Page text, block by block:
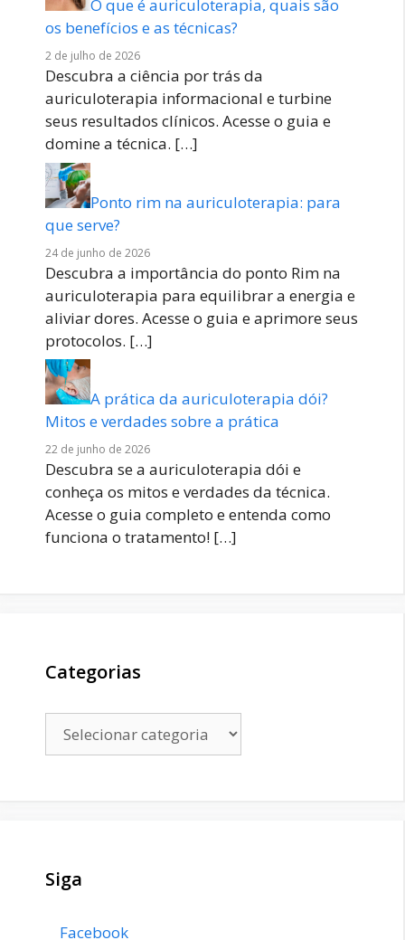
O que é auriculoterapia, quais são
os benefícios e as técnicas?
2 de julho de 2026
Descubra a ciência por trás da
auriculoterapia informacional e turbine
seus resultados clínicos. Acesse o guia e
domine a técnica. […]
Ponto rim na auriculoterapia: para
que serve?
24 de junho de 2026
Descubra a importância do ponto Rim na
auriculoterapia para equilibrar a energia e
aliviar dores. Acesse o guia e aprimore seus
protocolos. […]
A prática da auriculoterapia dói?
Mitos e verdades sobre a prática
22 de junho de 2026
Descubra se a auriculoterapia dói e
conheça os mitos e verdades da técnica.
Acesse o guia completo e entenda como
funciona o tratamento! […]
Categorias
Siga
Facebook